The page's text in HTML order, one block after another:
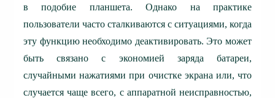
в подобие планшета. Однако на практике
пользователи часто сталкиваются с ситуациями, когда
эту функцию необходимо деактивировать. Это может
быть связано с экономией заряда батареи,
случайными нажатиями при очистке экрана или, что
случается чаще всего, с аппаратной неисправностью,